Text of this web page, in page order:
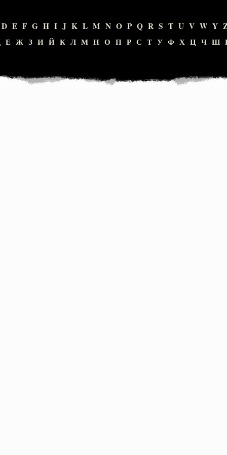
D E F G H I J K L M N O P Q R S T U V W Y
Е Ж З И Й К Л М Н О П Р С Т У Ф Х Ц Ч Ш